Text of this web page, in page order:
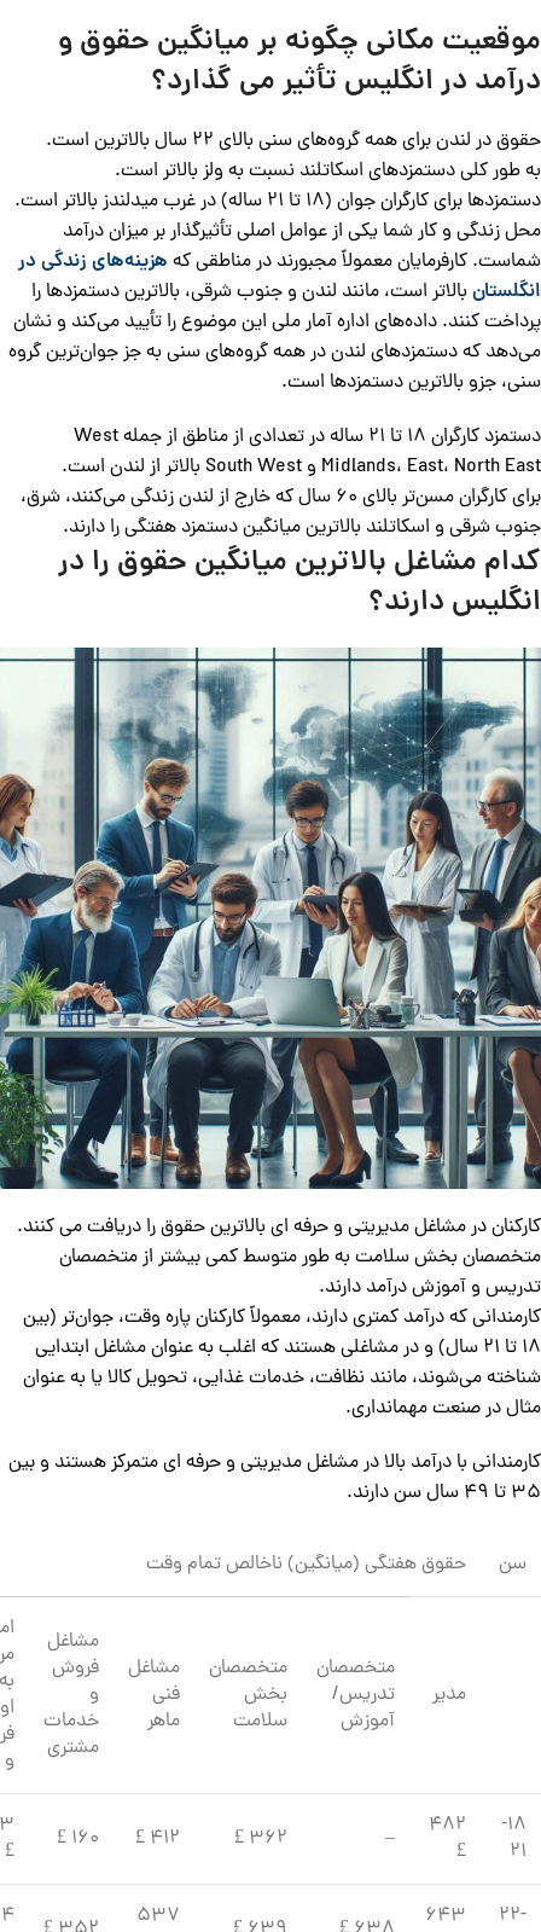
موقعیت مکانی چگونه بر میانگین حقوق و
درآمد در انگلیس تأثیر می گذارد؟
حقوق در لندن برای همه گروه‌های سنی بالای ۲۲ سال بالاترین است.
به طور کلی دستمزدهای اسکاتلند نسبت به ولز بالاتر است.
دستمزدها برای کارگران جوان (۱۸ تا ۲۱ ساله) در غرب میدلندز بالاتر است.
محل زندگی و کار شما یکی از عوامل اصلی تأثیرگذار بر میزان درآمد
شماست. کارفرمایان معمولاً مجبورند در مناطقی که هزینه‌های زندگی در
انگلستان بالاتر است، مانند لندن و جنوب شرقی، بالاترین دستمزدها را
پرداخت کنند. داده‌های اداره آمار ملی این موضوع را تأیید می‌کند و نشان
می‌دهد که دستمزدهای لندن در همه گروه‌های سنی به جز جوان‌ترین گروه
سنی، جزو بالاترین دستمزدها است.
دستمزد کارگران ۱۸ تا ۲۱ ساله در تعدادی از مناطق از جمله West
Midlands، East، North East و South West بالاتر از لندن است.
برای کارگران مسن‌تر بالای ۶۰ سال که خارج از لندن زندگی می‌کنند، شرق،
جنوب شرقی و اسکاتلند بالاترین میانگین دستمزد هفتگی را دارند.
کدام مشاغل بالاترین میانگین حقوق را در
انگلیس دارند؟
کارکنان در مشاغل مدیریتی و حرفه ای بالاترین حقوق را دریافت می کنند.
متخصصان بخش سلامت به طور متوسط کمی بیشتر از متخصصان
تدریس و آموزش درآمد دارند.
کارمندانی که درآمد کمتری دارند، معمولاً کارکنان پاره وقت، جوان‌تر (بین
۱۸ تا ۲۱ سال) و در مشاغلی هستند که اغلب به عنوان مشاغل ابتدایی
شناخته می‌شوند، مانند نظافت، خدمات غذایی، تحویل کالا یا به عنوان
مثال در صنعت مهمانداری.
کارمندانی با درآمد بالا در مشاغل مدیریتی و حرفه ای متمرکز هستند و بین
۳۵ تا ۴۹ سال سن دارند.
سن حقوق هفتگی (میانگین) ناخالص تمام وقت
مدیر
متخصصان
تدریس/
آموزش
متخصصان
بخش
سلامت
مشاغل
فنی
ماهر
مشاغل
فروش
و
خدمات
مشتری
به
18-
21
482
£
–
362 £
412 £
160 £
£
22-
643
537